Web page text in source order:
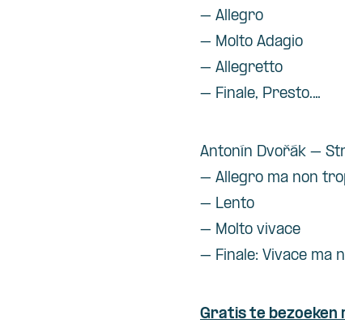
– Allegro
– Molto Adagio
– Allegretto
– Finale, Presto.…
Antonín Dvořák –
– Allegro ma non
– Lento
– Molto vivace
– Finale: Vivace ma
Gratis te bezoeken